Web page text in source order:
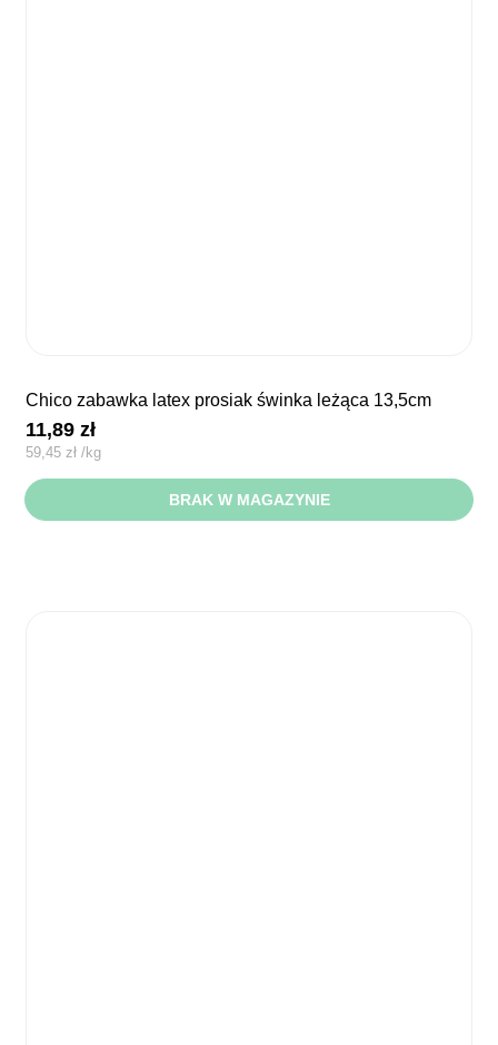
chico zabawka latex prosiak świnka leżąca 13,5cm
11,89zł
59,45 zł /kg
BRAK W MAGAZYNIE